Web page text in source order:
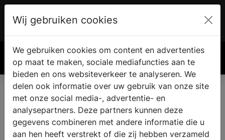
€ 0.00
Wij gebruiken cookies
We gebruiken cookies om content en advertenties
op maat te maken, sociale mediafuncties aan te
bieden en ons websiteverkeer te analyseren. We
delen ook informatie over uw gebruik van onze site
met onze social media-, advertentie- en
analysepartners. Deze partners kunnen deze
gegevens combineren met andere informatie die u
aan hen heeft verstrekt of die zij hebben verzameld